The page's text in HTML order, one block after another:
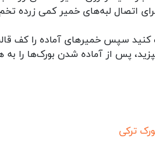
برای اتصال لبه‌های خمیر کمی
ترکی